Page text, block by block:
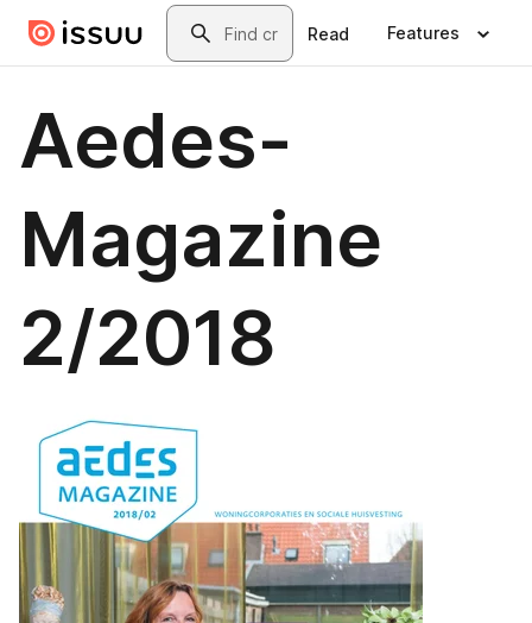
Skip to main contentSearch
Read Features
Aedes-
Magazine
2/2018